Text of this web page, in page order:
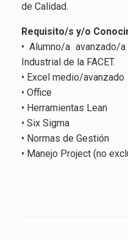
de Calidad.
Requisito/s y/o
• Alumno/a
Industrial de la FACET.
• Excel medio/avanzado
• Office
• Herramientas Lean
• Six Sigma
• Normas de Gestión
• Manejo Project (no